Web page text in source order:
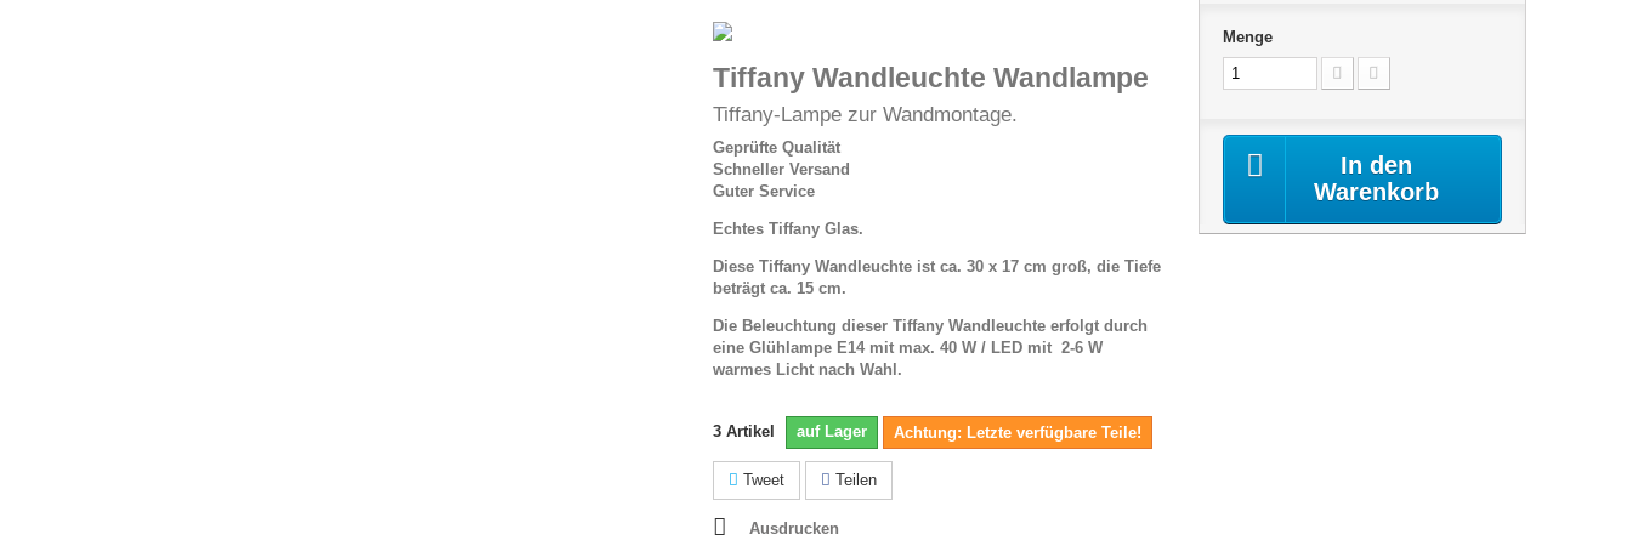
Tiffany Wandleuchte Wandlampe
Tiffany-Lampe zur Wandmontage.
Geprüfte Qualität
Schneller Versand
Guter Service
Echtes Tiffany Glas.
Diese Tiffany Wandleuchte ist ca. 30 x 17 cm groß, die Tiefe
beträgt ca. 15 cm.
Die Beleuchtung dieser Tiffany Wandleuchte erfolgt durch
eine Glühlampe E14 mit max. 40 W / LED mit 2-6 W
warmes Licht nach Wahl.
3 Artikel auf Lager Achtung: Letzte verfügbare Teile!
Tweet Teilen
Ausdrucken
Menge
In den
Warenkorb